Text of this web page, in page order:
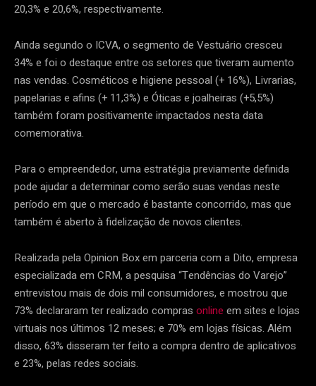
20,3% e 20,6%, respectivamente.
Ainda segundo o ICVA, o segmento de Vestuário cresceu
34% e foi o destaque entre os setores que tiveram aumento
nas vendas. Cosméticos e higiene pessoal (+ 16%), Livrarias,
papelarias e afins (+ 11,3%) e Óticas e joalheiras (+5,5%)
também foram positivamente impactados nesta data
comemorativa.
Para o empreendedor, uma estratégia previamente definida
pode ajudar a determinar como serão suas vendas neste
período em que o mercado é bastante concorrido, mas que
também é aberto à fidelização de novos clientes.
Realizada pela Opinion Box em parceria com a Dito, empresa
especializada em CRM, a pesquisa “Tendências do Varejo”
entrevistou mais de dois mil consumidores, e mostrou que
73% declararam ter realizado compras online em sites e lojas
virtuais nos últimos 12 meses; e 70% em lojas físicas. Além
disso, 63% disseram ter feito a compra dentro de aplicativos
e 23%, pelas redes sociais.